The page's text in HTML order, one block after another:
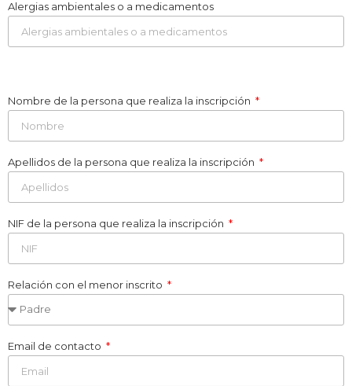
Alergias ambientales o a medicamentos
Nombre de la persona que realiza la inscripción
Apellidos de la persona que realiza la inscripción
NIF de la persona que realiza la inscripción
Relación con el menor inscrito
Email de contacto